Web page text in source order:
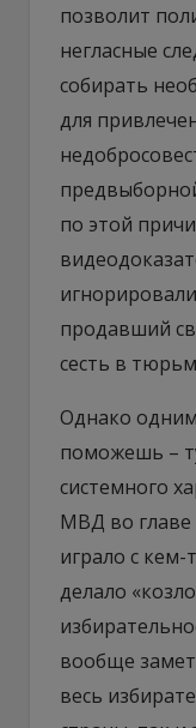
позволит
негласные
собирать
для
по этой
продавший
сесть в
Однако
поможешь –
системного
МВД во главе
играло с кем-
делало
вообще
весь